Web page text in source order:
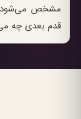
مشخص می‌شود
قدم بعدی چه